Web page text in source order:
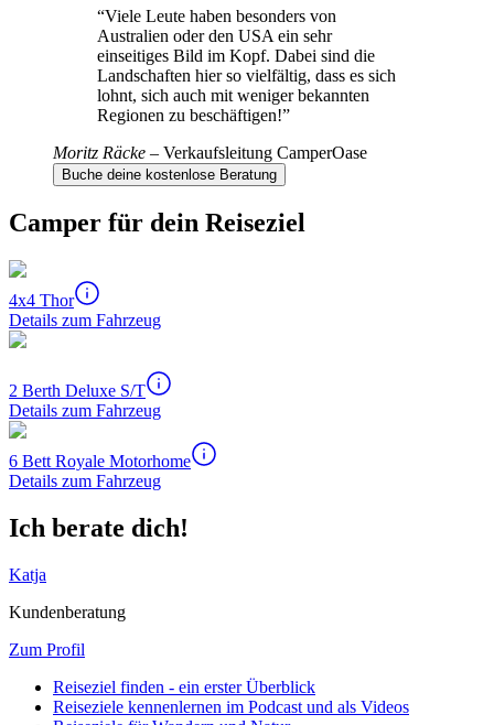
“Viele Leute haben besonders von
Australien oder den USA ein sehr
einseitiges Bild im Kopf. Dabei sind die
Landschaften hier so vielfältig, dass es sich
lohnt, sich auch mit weniger bekannten
Regionen zu beschäftigen!”
Moritz Räcke – Verkaufsleitung CamperOase
Buche deine kostenlose Beratung
Camper für dein Reiseziel
4x4 Thor
Details zum Fahrzeug
2 Berth Deluxe S/T
Details zum Fahrzeug
6 Bett Royale Motorhome
Details zum Fahrzeug
Ich berate dich!
Katja
Kundenberatung
Zum Profil
Reiseziel finden - ein erster Überblick
Reiseziele kennenlernen im Podcast und als Videos